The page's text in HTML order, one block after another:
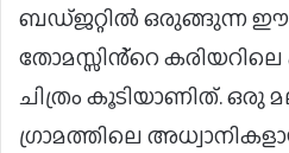
ബഡ്ജറ്റിൽ ഒരുങ്ങുന്ന ഈ
തോമസ്സിൻ്റെ
ചിത്രം കൂടിയാണിത്. ഒരു
ഗ്രാമത്തിലെ